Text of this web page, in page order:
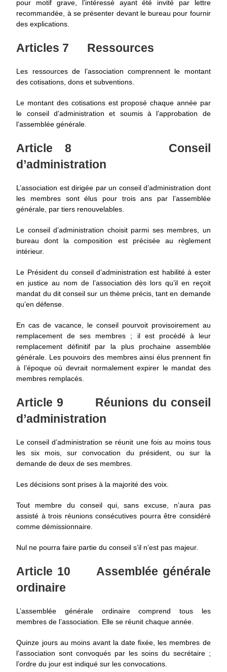
pour motif grave, l’intéressé ayant été invité par lettre
recommandée, à se présenter devant le bureau pour fournir
des explications.
Articles 7 Ressources
Les ressources de l’association comprennent le montant
des cotisations, dons et subventions.
Le montant des cotisations est proposé chaque année par
le conseil d’administration et soumis à l’approbation de
l’assemblée générale.
Article 8
Conseil
d’administration
L’association est dirigée par un conseil d’administration dont
les membres sont élus pour trois ans par l’assemblée
générale, par tiers renouvelables.
Le conseil d’administration choisit parmi ses membres, un
bureau dont la composition est précisée au règlement
intérieur.
Le Président du conseil d’administration est habilité à ester
en justice au nom de l’association dès lors qu’il en reçoit
mandat du dit conseil sur un thème précis, tant en demande
qu’en défense.
En cas de vacance, le conseil pourvoit provisoirement au
remplacement de ses membres ; il est procédé à leur
remplacement définitif par la plus prochaine assemblée
générale. Les pouvoirs des membres ainsi élus prennent fin
à l’époque où devrait normalement expirer le mandat des
membres remplacés.
Article 9
Réunions du conseil
d’administration
Le conseil d’administration se réunit une fois au moins tous
les six mois, sur convocation du président, ou sur la
demande de deux de ses membres.
Les décisions sont prises à la majorité des voix.
Tout membre du conseil qui, sans excuse, n’aura pas
assisté à trois réunions consécutives pourra être considéré
comme démissionnaire.
Nul ne pourra faire partie du conseil s’il n’est pas majeur.
Article 10
Assemblée générale
ordinaire
L’assemblée générale ordinaire comprend tous les
membres de l’association. Elle se réunit chaque année.
Quinze jours au moins avant la date fixée, les membres de
l’association sont convoqués par les soins du secrétaire ;
l’ordre du jour est indiqué sur les convocations.